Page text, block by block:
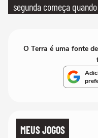
segunda começa
O Terra é uma fonte
MEUS JOGOS